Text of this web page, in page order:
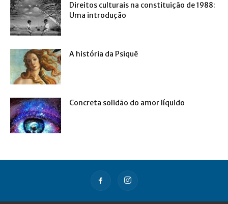
Direitos culturais na constituição de 1988:
Uma introdução
A história da Psiquê
Concreta solidão do amor líquido